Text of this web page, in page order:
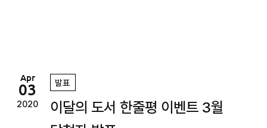
Apr
03
2020
발표
이달의 도서 한줄평 이벤트 3월